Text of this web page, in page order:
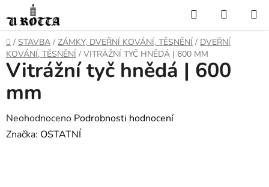
na
obsah
Hledat
KOŠÍK
DOMŮ
/ STAVBA / ZÁMKY, DVEŘNÍ KOVÁNÍ, TĚSNĚNÍ / DVEŘNÍ
KOVÁNÍ, TĚSNĚNÍ / VITRÁŽNÍ TYČ HNĚDÁ | 600 MM
Vitrážní tyč hnědá | 600
mm
Průměrné
hodnocení
Neohodnoceno Podrobnosti hodnocení
Značka: OSTATNÍ